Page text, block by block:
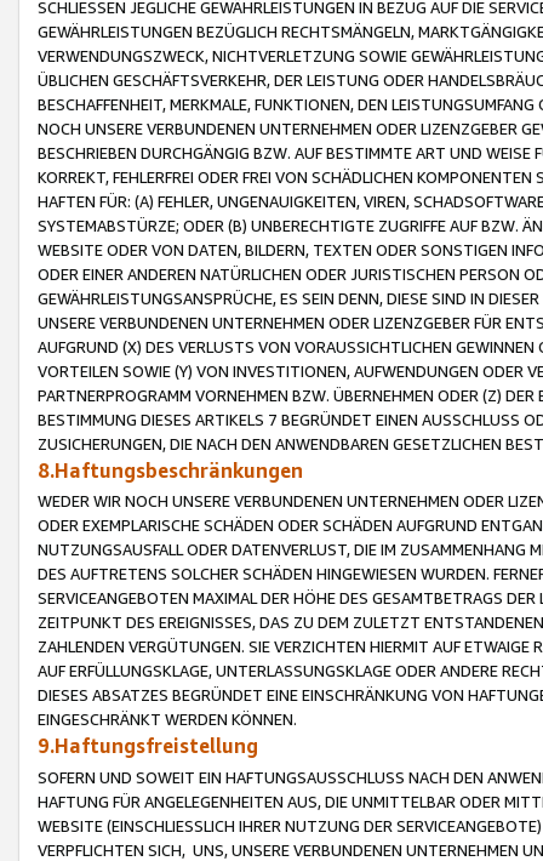
SCHLIESSEN JEGLICHE GEWÄHRLEISTUNGEN IN BEZUG AUF DIE
GEWÄHRLEISTUNGEN BEZÜGLICH RECHTSMÄNGELN,
VERWENDUNGSZWECK, NICHTVERLETZUNG SOWIE
ÜBLICHEN GESCHÄFTSVERKEHR, DER LEISTUNG ODER
BESCHAFFENHEIT, MERKMALE, FUNKTIONEN, DEN
NOCH UNSERE VERBUNDENEN UNTERNEHMEN ODER LIZENZGEBER
BESCHRIEBEN DURCHGÄNGIG BZW. AUF BESTIMMTE ART UND
KORREKT, FEHLERFREI ODER FREI VON SCHÄDLICHEN
HAFTEN FÜR: (A) FEHLER, UNGENAUIGKEITEN, VIREN,
SYSTEMABSTÜRZE; ODER (B) UNBERECHTIGTE ZUGRIFFE AUF BZW.
WEBSITE ODER VON DATEN, BILDERN, TEXTEN ODER SONSTIGEN
ODER EINER ANDEREN NATÜRLICHEN ODER JURISTISCHEN PERSON
GEWÄHRLEISTUNGSANSPRÜCHE, ES SEIN DENN, DIESE SIND IN
UNSERE VERBUNDENEN UNTERNEHMEN ODER LIZENZGEBER FÜR
AUFGRUND (X) DES VERLUSTS VON VORAUSSICHTLICHEN
VORTEILEN SOWIE (Y) VON INVESTITIONEN, AUFWENDUNGEN ODER
PARTNERPROGRAMM VORNEHMEN BZW. ÜBERNEHMEN ODER (Z)
BESTIMMUNG DIESES ARTIKELS 7 BEGRÜNDET EINEN AUSSCHLUSS
ZUSICHERUNGEN, DIE NACH DEN ANWENDBAREN GESETZLICHEN
8.Haftungsbeschränkungen
WEDER WIR NOCH UNSERE VERBUNDENEN UNTERNEHMEN ODER
ODER EXEMPLARISCHE SCHÄDEN ODER SCHÄDEN AUFGRUND
NUTZUNGSAUSFALL ODER DATENVERLUST, DIE IM ZUSAMMENHANG
DES AUFTRETENS SOLCHER SCHÄDEN HINGEWIESEN WURDEN.
SERVICEANGEBOTEN MAXIMAL DER HÖHE DES GESAMTBETRAGS
ZEITPUNKT DES EREIGNISSES, DAS ZU DEM ZULETZT
ZAHLENDEN VERGÜTUNGEN. SIE VERZICHTEN HIERMIT AUF
AUF ERFÜLLUNGSKLAGE, UNTERLASSUNGSKLAGE ODER ANDERE
DIESES ABSATZES BEGRÜNDET EINE EINSCHRÄNKUNG VON
EINGESCHRÄNKT WERDEN KÖNNEN.
9.Haftungsfreistellung
SOFERN UND SOWEIT EIN HAFTUNGSAUSSCHLUSS NACH DEN
HAFTUNG FÜR ANGELEGENHEITEN AUS, DIE UNMITTELBAR ODER
WEBSITE (EINSCHLIESSLICH IHRER NUTZUNG DER
VERPFLICHTEN SICH, UNS, UNSERE VERBUNDENEN UNTERNEHMEN